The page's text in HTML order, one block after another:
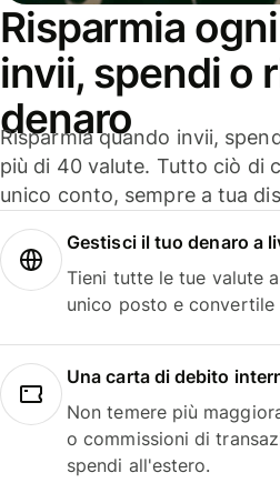
Risparmia
invii, spendi o
denaro
Risparmia quando invii,
più di 40 valute. Tutto ciò di
unico conto, sempre a tua
Gestisci il tuo denaro a
Tieni tutte le tue valute
unico posto e convertile
Una carta di debito
Non temere più
o commissioni di
spendi all'estero.